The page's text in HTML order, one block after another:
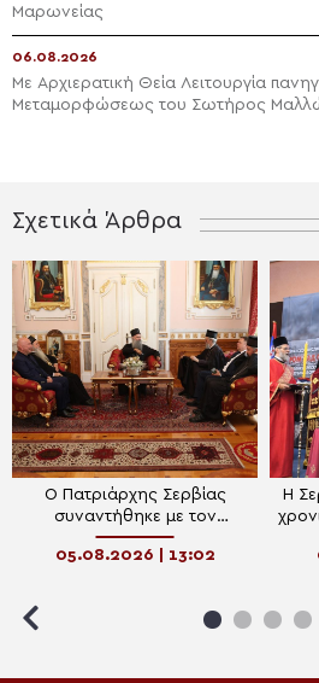
Μαρωνείας
06.08.2026
Με Αρχιερατική Θεία Λειτουργία
Μεταμορφώσεως του Σωτήρος
Σχετικά Άρθρα
Ο Πατριάρχης Σερβίας
συναντήθηκε με τον
Μητροπολίτη Μπάνια Λούκα
Εφραίμ
05.08.2026 | 13:02
Η